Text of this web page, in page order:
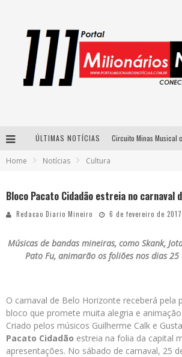
ÚLTIMAS NOTÍCIAS
Home Notícias Cultura
Bloco Pacato Cidadão estreia no carnaval
Redacao Diario Mineiro 6 de fevereiro de 2017
Músicas de bandas mineiras, como Skank,
Pato Fu, animarão os foliões nos dias 25
O carnaval de Belo Horizonte receberá pela
bloco que promete muita alegria e
Criado pelos músicos Guilherme Calk e
Pacato Cidadão estreia na folia da capital
apresentações. No sábado de carnaval, 25